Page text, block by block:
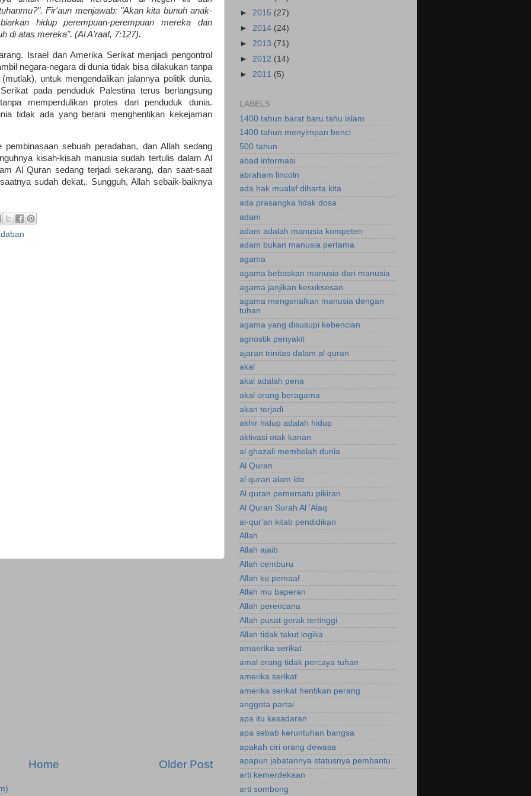
Fir'aun menjawab: "Akan kita bunuh anak-
hidup perempuan-perempuan mereka dan
di atas mereka". (Al A'raaf, 7:127).
Israel dan Amerika Serikat menjadi pengontrol
negara-negara di dunia tidak bisa dilakukan tanpa
untuk mengendalikan jalannya politik dunia.
pada penduduk Palestina terus berlangsung
memperdulikan protes dari penduduk dunia.
tidak ada yang berani menghentikan kekejaman
sebuah peradaban, dan Allah sedang
kisah-kisah manusia sudah tertulis dalam Al
Al Quran sedang terjadi sekarang, dan saat-saat
sudah dekat,. Sungguh, Allah sebaik-baiknya
Older Post
Home
► 2015 (27)
► 2014 (24)
► 2013 (71)
► 2012 (14)
► 2011 (5)
LABELS
1400 tahun barat baru tahu islam
1400 tahun menyimpan benci
500 tahun
abad informasi
abraham lincoln
ada hak mualaf diharta kita
ada prasangka tidak dosa
adam
adam adalah manusia kompeten
adam bukan manusia pertama
agama
agama bebaskan manusia dari manusia
agama janjikan kesuksesan
agama mengenalkan manusia dengan
tuhan
agama yang disusupi kebencian
agnostik penyakit
ajaran trinitas dalam al quran
akal
akal adalah pena
akal orang beragama
akan terjadi
akhir hidup adalah hidup
aktivasi otak kanan
al ghazali membelah dunia
Al Quran
al quran alam ide
Al quran pemersatu pikiran
Al Quran Surah Al 'Alaq
al-qur'an kitab pendidikan
Allah
Allah ajaib
Allah cemburu
Allah ku pemaaf
Allah mu baperan
Allah perencana
Allah pusat gerak tertinggi
Allah tidak takut logika
amaerika serikat
amal orang tidak percaya tuhan
amerika serikat
amerika serikat hentikan perang
anggota partai
apa itu kesadaran
apa sebab keruntuhan bangsa
apakah ciri orang dewasa
apapun jabatannya statusnya pembantu
arti kemerdekaan
arti sombong